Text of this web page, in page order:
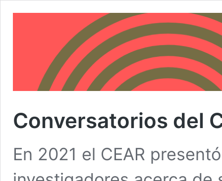
Conversatorios del
En 2021 el CEAR